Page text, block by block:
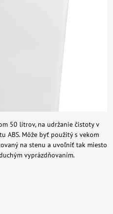
50 litrov, na udržanie čistoty v
ABS. Môže byť použitý s vekom
na stenu a uvoľniť tak miesto
vyprázdňovaním.